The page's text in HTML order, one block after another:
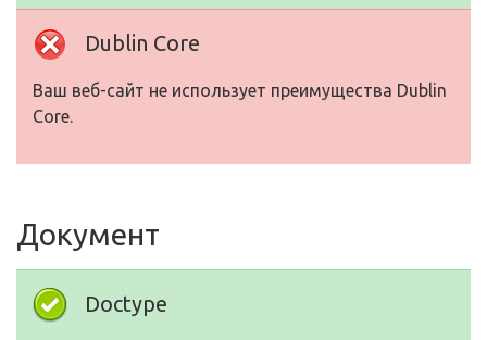
Dublin Core
Ваш веб-сайт не использует преимущества Dublin
Core.
Документ
Doctype